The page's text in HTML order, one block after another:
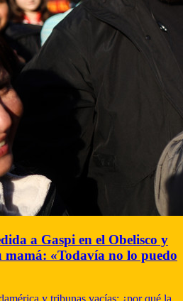
a Gaspi en el Obelisco y
mamá: «Todavía no lo puedo